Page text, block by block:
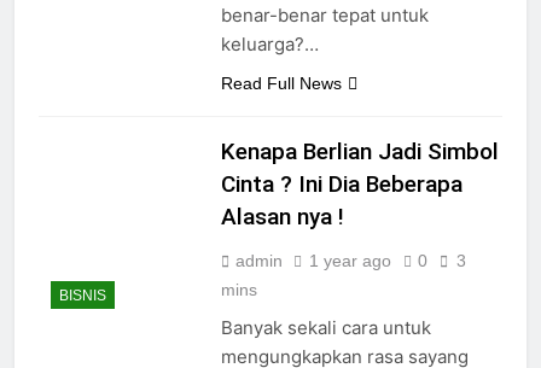
benar-benar tepat untuk
keluarga?…
Read Full News
BISNIS
Kenapa Berlian Jadi Simbol
Cinta ? Ini Dia Beberapa
Alasan nya !
admin 1 year ago 0
3
mins
Banyak sekali cara untuk
mengungkapkan rasa sayang